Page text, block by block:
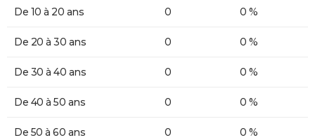
De 10 à 20 ans 0 0 %
De 20 à 30 ans 0 0 %
De 30 à 40 ans 0 0 %
De 40 à 50 ans 0 0 %
De 50 à 60 ans 0 0 %